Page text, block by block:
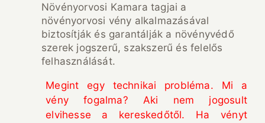
Növényorvosi Kamara tagjai a
növényorvosi vény alkalmazásával
biztosítják és garantálják a növényvédő
szerek jogszerű, szakszerű és felelős
felhasználását.
Megint egy technikai probléma. Mi a
vény fogalma? Aki nem jogosult
elvihesse a kereskedőtől. Ha vényt